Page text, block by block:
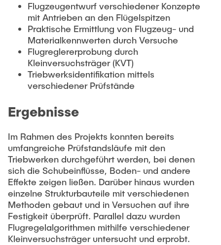
Flugzeugentwurf verschiedener Konzepte
mit Antrieben an den Flügelspitzen
Praktische Ermittlung von Flugzeug- und
Materialkennwerten durch Versuche
Flugreglererprobung durch
Kleinversuchsträger (KVT)
Triebwerksidentifikation mittels
verschiedener Prüfstände
Ergebnisse
Im Rahmen des Projekts konnten bereits
umfangreiche Prüfstandsläufe mit den
Triebwerken durchgeführt werden, bei denen
sich die Schubeinflüsse, Boden- und andere
Effekte zeigen ließen. Darüber hinaus wurden
einzelne Strukturbauteile mit verschiedenen
Methoden gebaut und in Versuchen auf ihre
Festigkeit überprüft. Parallel dazu wurden
Flugregelalgorithmen mithilfe verschiedener
Kleinversuchsträger untersucht und erprobt.